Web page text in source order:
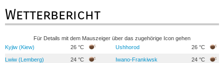
Wetterbericht
Für Details mit dem Mauszeiger über das zugehörige Icon gehen
Kyjiw (Kiew)
26 °C Ushhorod 26 °C
Lwiw (Lemberg) 24 °C Iwano-Frankiwsk 24 °C